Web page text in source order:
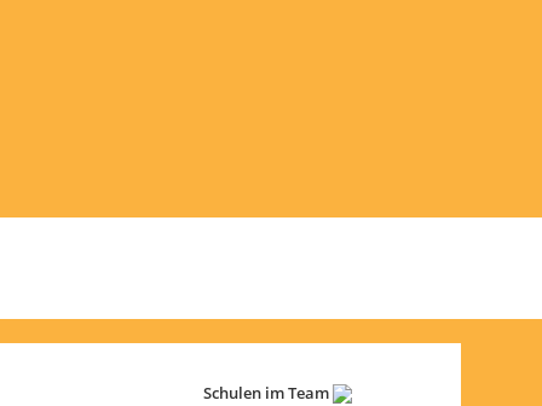
Schulen im Team